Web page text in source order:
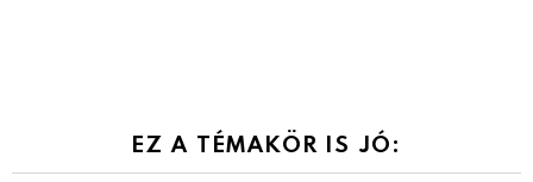
EZ A TÉMAKÖR IS JÓ: